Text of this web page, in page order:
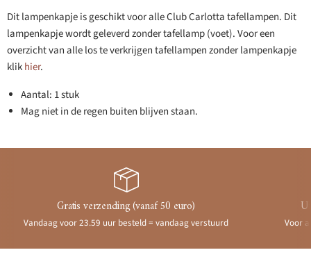
Dit lampenkapje is geschikt voor alle Club Carlotta tafellampen. Dit
lampenkapje wordt geleverd zonder tafellamp (voet). Voor een
overzicht van alle los te verkrijgen tafellampen zonder lampenkapje
klikhier.
Aantal: 1 stuk
Mag niet in de regen buiten blijven staan.
Gratis verzending (vanaf 50 euro)
Vandaag voor 23.59 uur besteld = vandaag verstuurd Voor